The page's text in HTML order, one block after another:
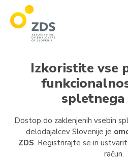
Izkoristite vse
spletnega
Dostop do zaklenjenih vsebin
delodajalcev Slovenije je
ZDS. Registrirajte se in
račun.